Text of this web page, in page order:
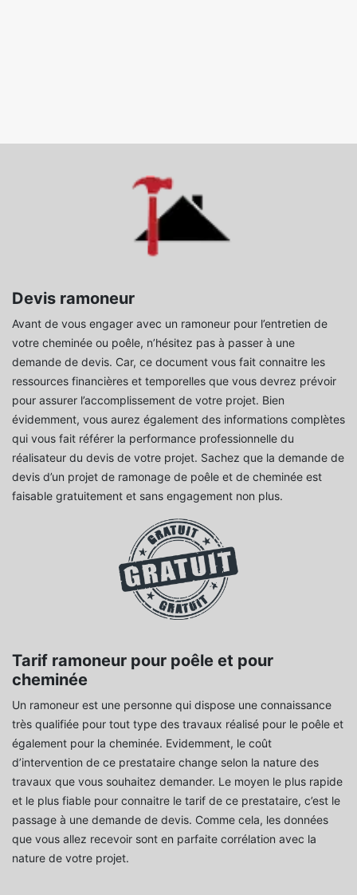
Devis ramoneur
Avant de vous engager avec un ramoneur pour l’entretien de
votre cheminée ou poêle, n’hésitez pas à passer à une
demande de devis. Car, ce document vous fait connaitre les
ressources financières et temporelles que vous devrez prévoir
pour assurer l’accomplissement de votre projet. Bien
évidemment, vous aurez également des informations complètes
qui vous fait référer la performance professionnelle du
réalisateur du devis de votre projet. Sachez que la demande de
devis d’un projet de ramonage de poêle et de cheminée est
faisable gratuitement et sans engagement non plus.
Tarif ramoneur pour poêle et pour
cheminée
Un ramoneur est une personne qui dispose une connaissance
très qualifiée pour tout type des travaux réalisé pour le poêle et
également pour la cheminée. Evidemment, le coût
d’intervention de ce prestataire change selon la nature des
travaux que vous souhaitez demander. Le moyen le plus rapide
et le plus fiable pour connaitre le tarif de ce prestataire, c’est le
passage à une demande de devis. Comme cela, les données
que vous allez recevoir sont en parfaite corrélation avec la
nature de votre projet.